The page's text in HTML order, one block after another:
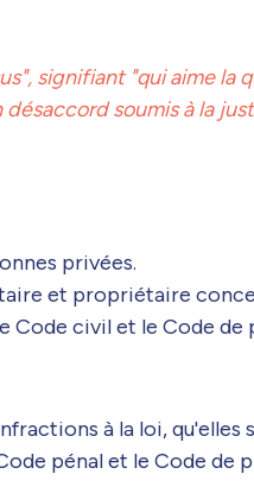
signifiant "qui aime la
soumis à la
privées.
et propriétaire
Code civil et le Code de
à la loi, qu'elles
pénal et le Code de